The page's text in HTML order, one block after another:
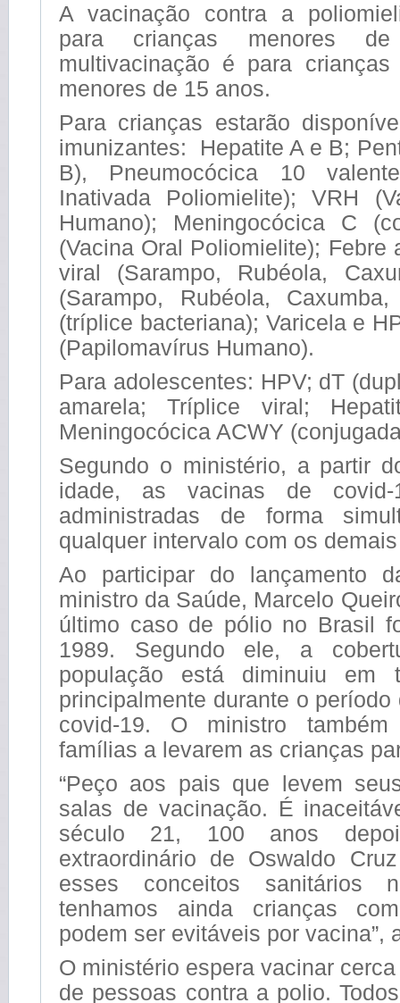
A vacinação contra a
para crianças menores
multivacinação é para
menores de 15 anos.
Para crianças estarão
imunizantes: Hepatite A e B;
B), Pneumocócica 10
Inativada Poliomielite); VRH
Humano); Meningocócica C
(Vacina Oral Poliomielite); Febre
viral (Sarampo, Rubéola,
(Sarampo, Rubéola,
(tríplice bacteriana); Varicela e
(Papilomavírus Humano).
Para adolescentes: HPV; dT
amarela; Tríplice viral;
Meningocócica ACWY
Segundo o ministério, a partir
idade, as vacinas de
administradas de forma
qualquer intervalo com os
Ao participar do lançamento
ministro da Saúde, Marcelo
último caso de pólio no Brasil
1989. Segundo ele, a
população está diminuiu em
principalmente durante o
covid-19. O ministro
famílias a levarem as crianças
“Peço aos pais que levem
salas de vacinação. É
século 21, 100 anos
extraordinário de Oswaldo
esses conceitos sanitários
tenhamos ainda crianças
podem ser evitáveis por vacina”,
O ministério espera vacinar
de pessoas contra a polio.